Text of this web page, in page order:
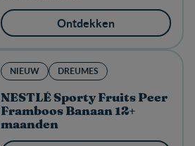
Ontdekken
NIEUW DREUMES
NESTLÉ Sporty Fruits Peer
Framboos Banaan 12+
maanden